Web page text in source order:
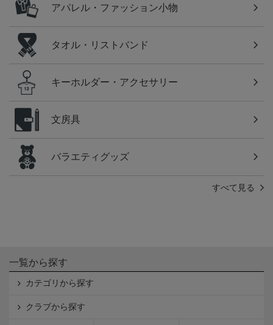
アパレル・ファッション小物
タオル・リストバンド
キーホルダー・アクセサリー
文房具
バラエティグッズ
すべて見る
一覧から探す
カテゴリから探す
クラブから探す